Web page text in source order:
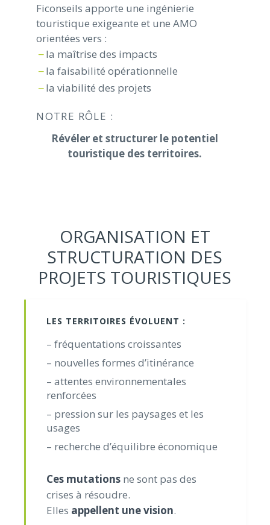
Ficonseils apporte une ingénierie
touristique exigeante et une AMO
orientées vers :
la maîtrise des impacts
la faisabilité opérationnelle
la viabilité des projets
NOTRE RÔLE :
Révéler et structurer le potentiel
touristique des territoires.
ORGANISATION ET
STRUCTURATION DES
PROJETS TOURISTIQUES
LES TERRITOIRES ÉVOLUENT :
– fréquentations croissantes
– nouvelles formes d’itinérance
– attentes environnementales
renforcées
– pression sur les paysages et les
usages
– recherche d’équilibre économique
Ces mutations ne sont pas des
crises à résoudre.
Elles appellent une vision.